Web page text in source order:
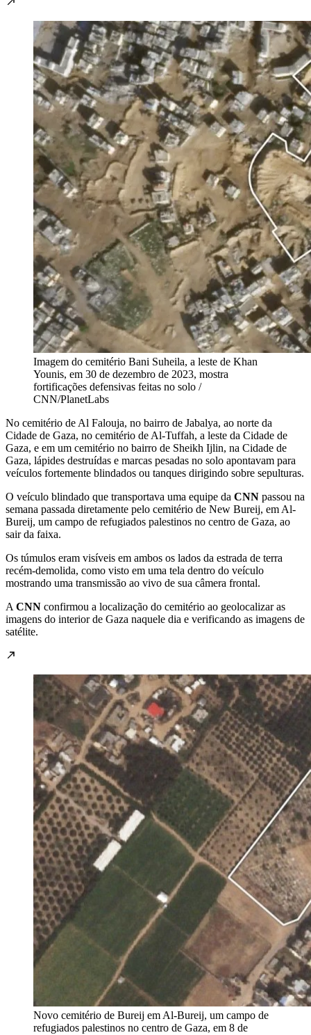
Imagem do cemitério Bani Suheila, a leste de Khan
Younis, em 30 de dezembro de 2023, mostra
fortificações defensivas feitas no solo /
CNN/PlanetLabs
No cemitério de Al Falouja, no bairro de Jabalya, ao norte da
Cidade de Gaza, no cemitério de Al-Tuffah, a leste da Cidade de
Gaza, e em um cemitério no bairro de Sheikh Ijlin, na Cidade de
Gaza, lápides destruídas e marcas pesadas no solo apontavam para
veículos fortemente blindados ou tanques dirigindo sobre sepulturas.
O veículo blindado que transportava uma equipe da CNN passou na
semana passada diretamente pelo cemitério de New Bureij, em Al-
Bureij, um campo de refugiados palestinos no centro de Gaza, ao
sair da faixa.
Os túmulos eram visíveis em ambos os lados da estrada de terra
recém-demolida, como visto em uma tela dentro do veículo
mostrando uma transmissão ao vivo de sua câmera frontal.
A CNN confirmou a localização do cemitério ao geolocalizar as
imagens do interior de Gaza naquele dia e verificando as imagens de
satélite.
Novo cemitério de Bureij em Al-Bureij, um campo de
refugiados palestinos no centro de Gaza, em 8 de